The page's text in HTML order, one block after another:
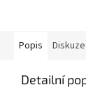
Popis Diskuze
Detailní